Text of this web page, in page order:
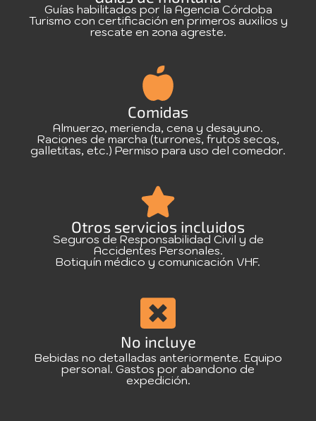
Guías habilitados por la Agencia Córdoba
Turismo con certificación en primeros auxilios y
rescate en zona agreste.
Comidas
Almuerzo, merienda, cena y desayuno.
Raciones de marcha (turrones, frutos secos,
galletitas, etc.) Permiso para uso del comedor.
Otros servicios incluidos
Seguros de Responsabilidad Civil y de
Accidentes Personales.
Botiquín médico y comunicación VHF.
No incluye
Bebidas no detalladas anteriormente. Equipo
personal. Gastos por abandono de
expedición.